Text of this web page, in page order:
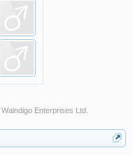
Waindigo Enterprises Ltd